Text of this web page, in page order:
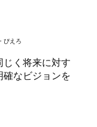
ぴえろ
く将来に対す
確なビジョンを